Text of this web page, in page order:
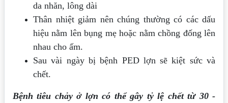
da nhăn, lông dài
Thân nhiệt giảm nên chúng thường có các dấu
hiệu nằm lên bụng mẹ hoặc nằm chồng đống lên
nhau cho ấm.
Sau vài ngày bị bệnh PED lợn sẽ kiệt sức và
chết.
Bệnh tiêu chảy ở lợn có thể gây tỷ lệ chết từ 30 -